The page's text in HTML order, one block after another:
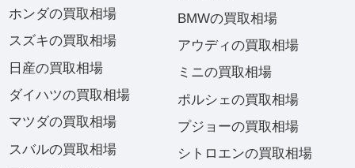
ホンダの買取相場
スズキの買取相場
日産の買取相場
ダイハツの買取相場
マツダの買取相場
スバルの買取相場
BMWの買取相場
アウディの買取相場
ミニの買取相場
ポルシェの買取相場
プジョーの買取相場
シトロエンの買取相場